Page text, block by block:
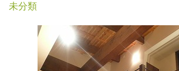
未分類